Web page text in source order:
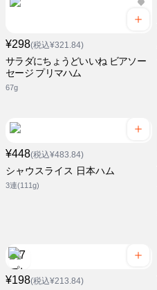
¥298(税込¥321.84)
サラダにちょうどいいね ビアソー
セージ プリマハム
67g
¥448(税込¥483.84)
シャウスライス 日本ハム
3連(111g)
¥198(税込¥213.84)